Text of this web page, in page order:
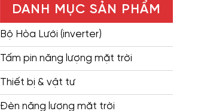
DANH MỤC SẢN PHẨM
Bộ Hòa Lưới (inverter)
Tấm pin năng lượng mặt trời
Thiết bị & vật tư
Đèn năng lượng mặt trời